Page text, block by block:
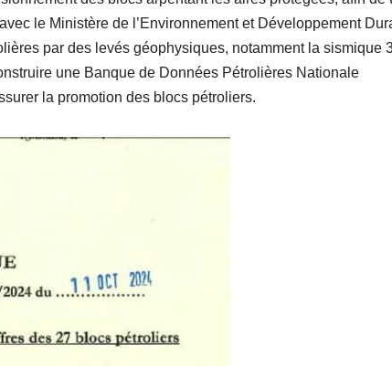
le Ministère de l’Environnement et Développement
par des levés géophysiques, notamment la sismique
une Banque de Données Pétrolières Nationale
la promotion des blocs pétroliers.